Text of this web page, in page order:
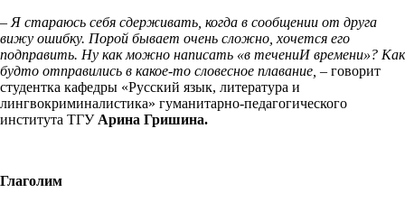
– Я стараюсь себя сдерживать, когда в сообщении от друга
вижу ошибку. Порой бывает очень сложно, хочется его
подправить. Ну как можно написать «в течениИ времени»? Как
будто отправились в какое-то словесное плавание, – говорит
студентка кафедры «Русский язык, литература и
лингвокриминалистика» гуманитарно-педагогического
института ТГУ Арина Гришина.
Глаголим